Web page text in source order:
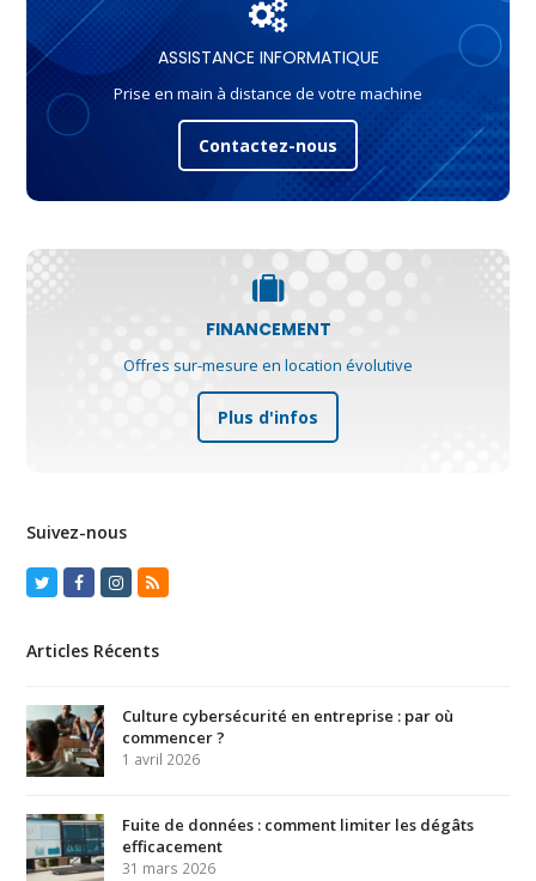
ASSISTANCE INFORMATIQUE
Prise en main à distance de votre machine
Contactez-nous
FINANCEMENT
Offres sur-mesure en location évolutive
Plus d'infos
Suivez-nous
TwitterFacebook
Instagram
RSS
Articles Récents
Culture cybersécurité en entreprise : par où
commencer ?
1 avril 2026
Fuite de données : comment limiter les dégâts
efficacement
31 mars 2026